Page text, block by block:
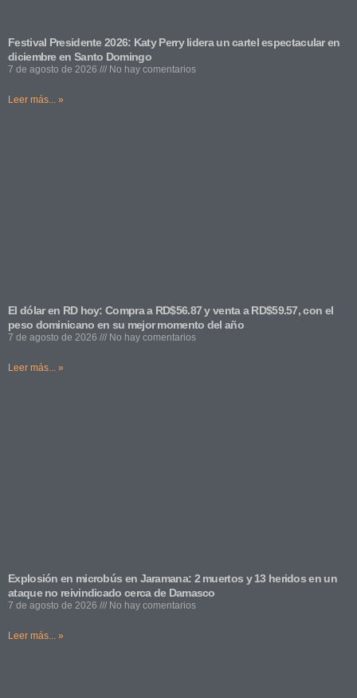
Festival Presidente 2026: Katy Perry lidera un cartel espectacular en
diciembre en Santo Domingo
7 de agosto de 2026 No hay comentarios
Leer más... »
El dólar en RD hoy: Compra a RD$56.87 y venta a RD$59.57, con el
peso dominicano en su mejor momento del año
7 de agosto de 2026 No hay comentarios
Leer más... »
Explosión en microbús en Jaramana: 2 muertos y 13 heridos en un
ataque no reivindicado cerca de Damasco
7 de agosto de 2026 No hay comentarios
Leer más... »